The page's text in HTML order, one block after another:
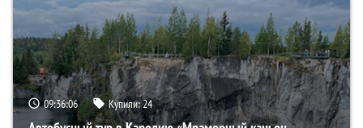
09:36:04 Купили:24